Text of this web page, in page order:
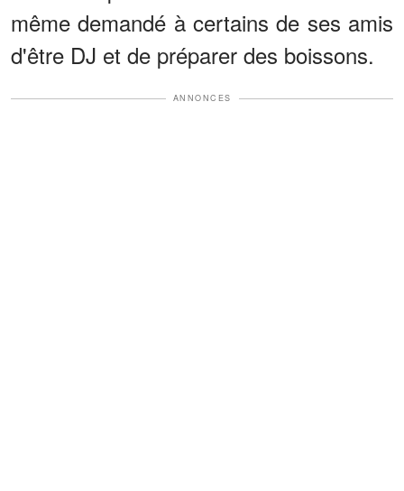
même demandé à certains de ses amis
d'être DJ et de préparer des boissons.
ANNONCES